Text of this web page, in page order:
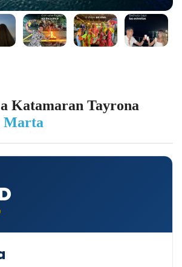
Katamaran Tayrona
Marta